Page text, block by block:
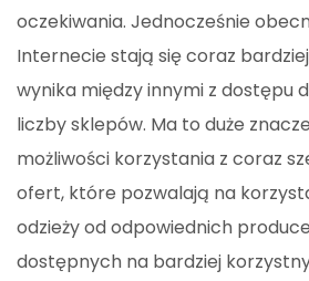
oczekiwania. Jednocześnie
Internecie stają się coraz
wynika między innymi z dostępu
liczby sklepów. Ma to duże
możliwości korzystania z coraz
ofert, które pozwalają na
odzieży od odpowiednich
dostępnych na bardziej